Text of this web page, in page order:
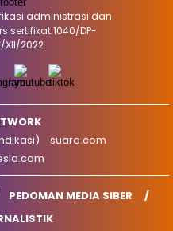
administrasi dan
sertifikat 1040/DP-
XII/2022
suara.com
PEDOMAN MEDIA SIBER